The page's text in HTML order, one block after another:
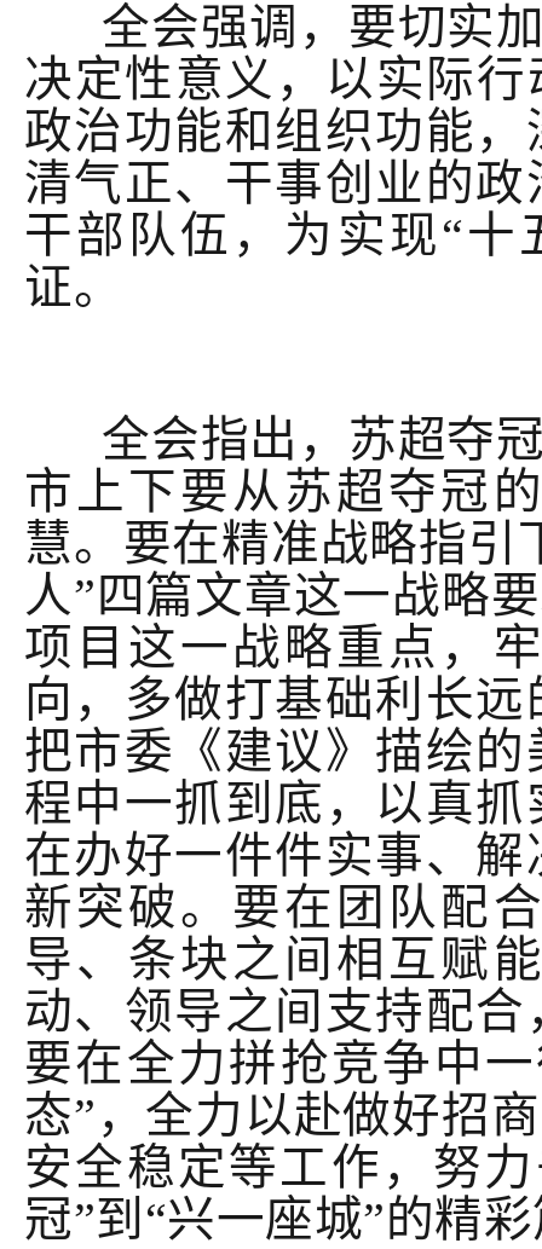
全会强调，要切实加
决定性意义，以实际
政治功能和组织功能
清气正、干事创业的
干部队伍，为实现“
证。
全会指出，苏超夺
市上下要从苏超夺冠
慧。要在精准战略指引
人”四篇文章这一战略
项目这一战略重点，
向，多做打基础利长
把市委《建议》描绘
程中一抓到底，以真
在办好一件件实事、
新突破。要在团队配
导、条块之间相互赋
动、领导之间支持配
要在全力拼抢竞争中
态”，全力以赴做好招
安全稳定等工作，努
冠”到“兴一座城”的精